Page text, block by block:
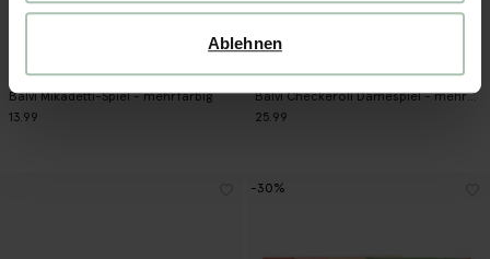
Ablehnen
Balvi Mikadetti-Spiel - mehrfarbig
13.99
Balvi Checkeroli Damespiel - mehrfarbig
25.99
-30%